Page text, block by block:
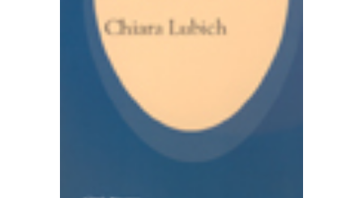
AGGIUNGI AL CARRELLO